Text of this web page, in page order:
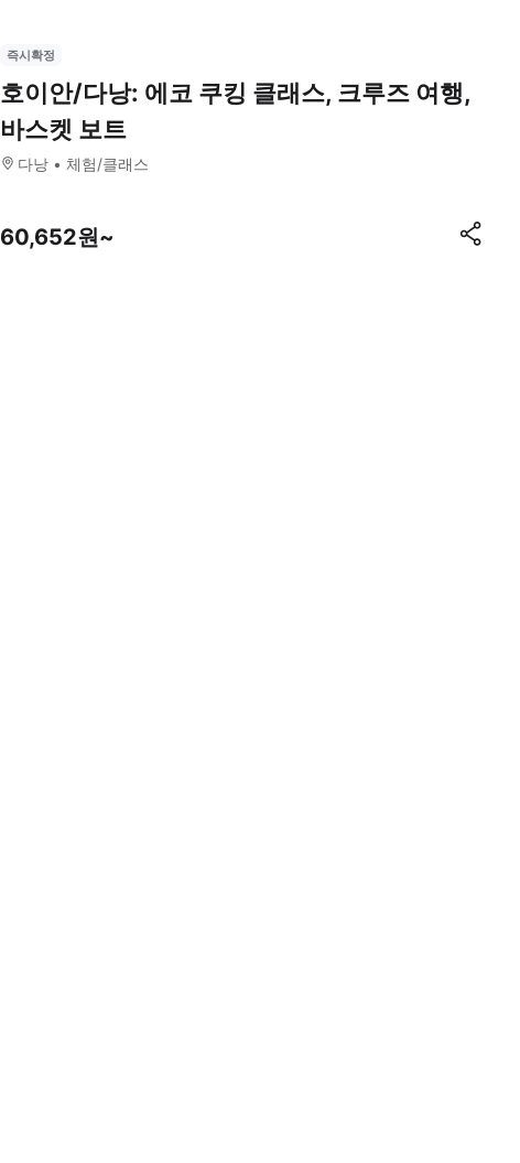
즉시확정
호이안/다낭: 에코 쿠킹 클래스, 크루즈 여행,
바스켓 보트
다낭 체험/클래스
60,652원~